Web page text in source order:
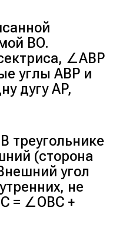
BO.
∠ABP
углы ABP и
дугу AP,
треугольнике
(сторона
угол
не
= ∠OBC +